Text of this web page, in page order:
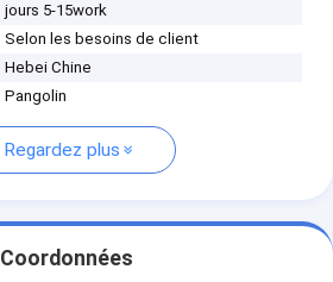
jours 5-15work
Selon les besoins de client
Hebei Chine
Pangolin
Regardez plus
Coordonnées